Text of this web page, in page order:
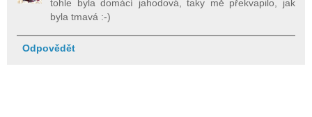
tohle byla domácí jahodová, taky mě překvapilo, jak
byla tmavá :-)
Odpovědět